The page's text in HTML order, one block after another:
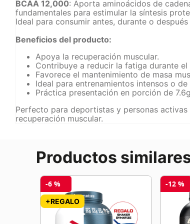
BCAA 12,000: Aporta aminoácidos de
fundamentales para estimular la síntesis
Ideal para consumir antes, durante o
Beneficios del producto:
Apoya la recuperación muscular.
Contribuye a reducir la fatiga durante el
Favorece el mantenimiento de masa
Ideal para entrenamientos intensos o
Práctica presentación en porción de
Perfecto para deportistas y personas
recuperación muscular.
Productos
-6 %
+REGALO
-12 %